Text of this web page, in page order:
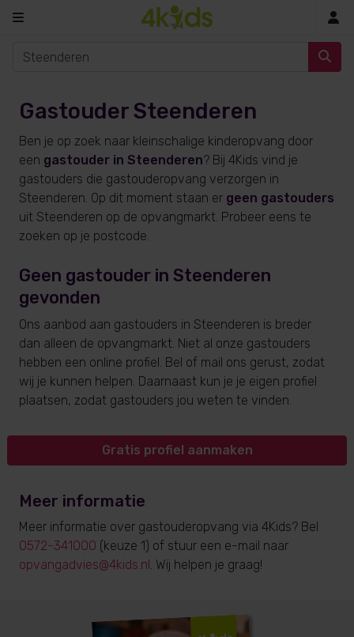
Gastouder Steenderen
Ben je op zoek naar kleinschalige kinderopvang door
een gastouder in Steenderen? Bij 4Kids vind je
gastouders die gastouderopvang verzorgen in
Steenderen. Op dit moment staan er geen gastouders
uit Steenderen op de opvangmarkt. Probeer eens te
zoeken op je postcode.
Geen gastouder in Steenderen
gevonden
Ons aanbod aan gastouders in Steenderen is breder
dan alleen de opvangmarkt. Niet al onze gastouders
hebben een online profiel. Bel of mail ons gerust, zodat
wij je kunnen helpen. Daarnaast kun je je eigen profiel
plaatsen, zodat gastouders jou weten te vinden.
Gratis profiel aanmaken
Meer informatie
Meer informatie over gastouderopvang via 4Kids? Bel
0572-341000 (keuze 1) of stuur een e-mail naar
opvangadvies@4kids.nl. Wij helpen je graag!